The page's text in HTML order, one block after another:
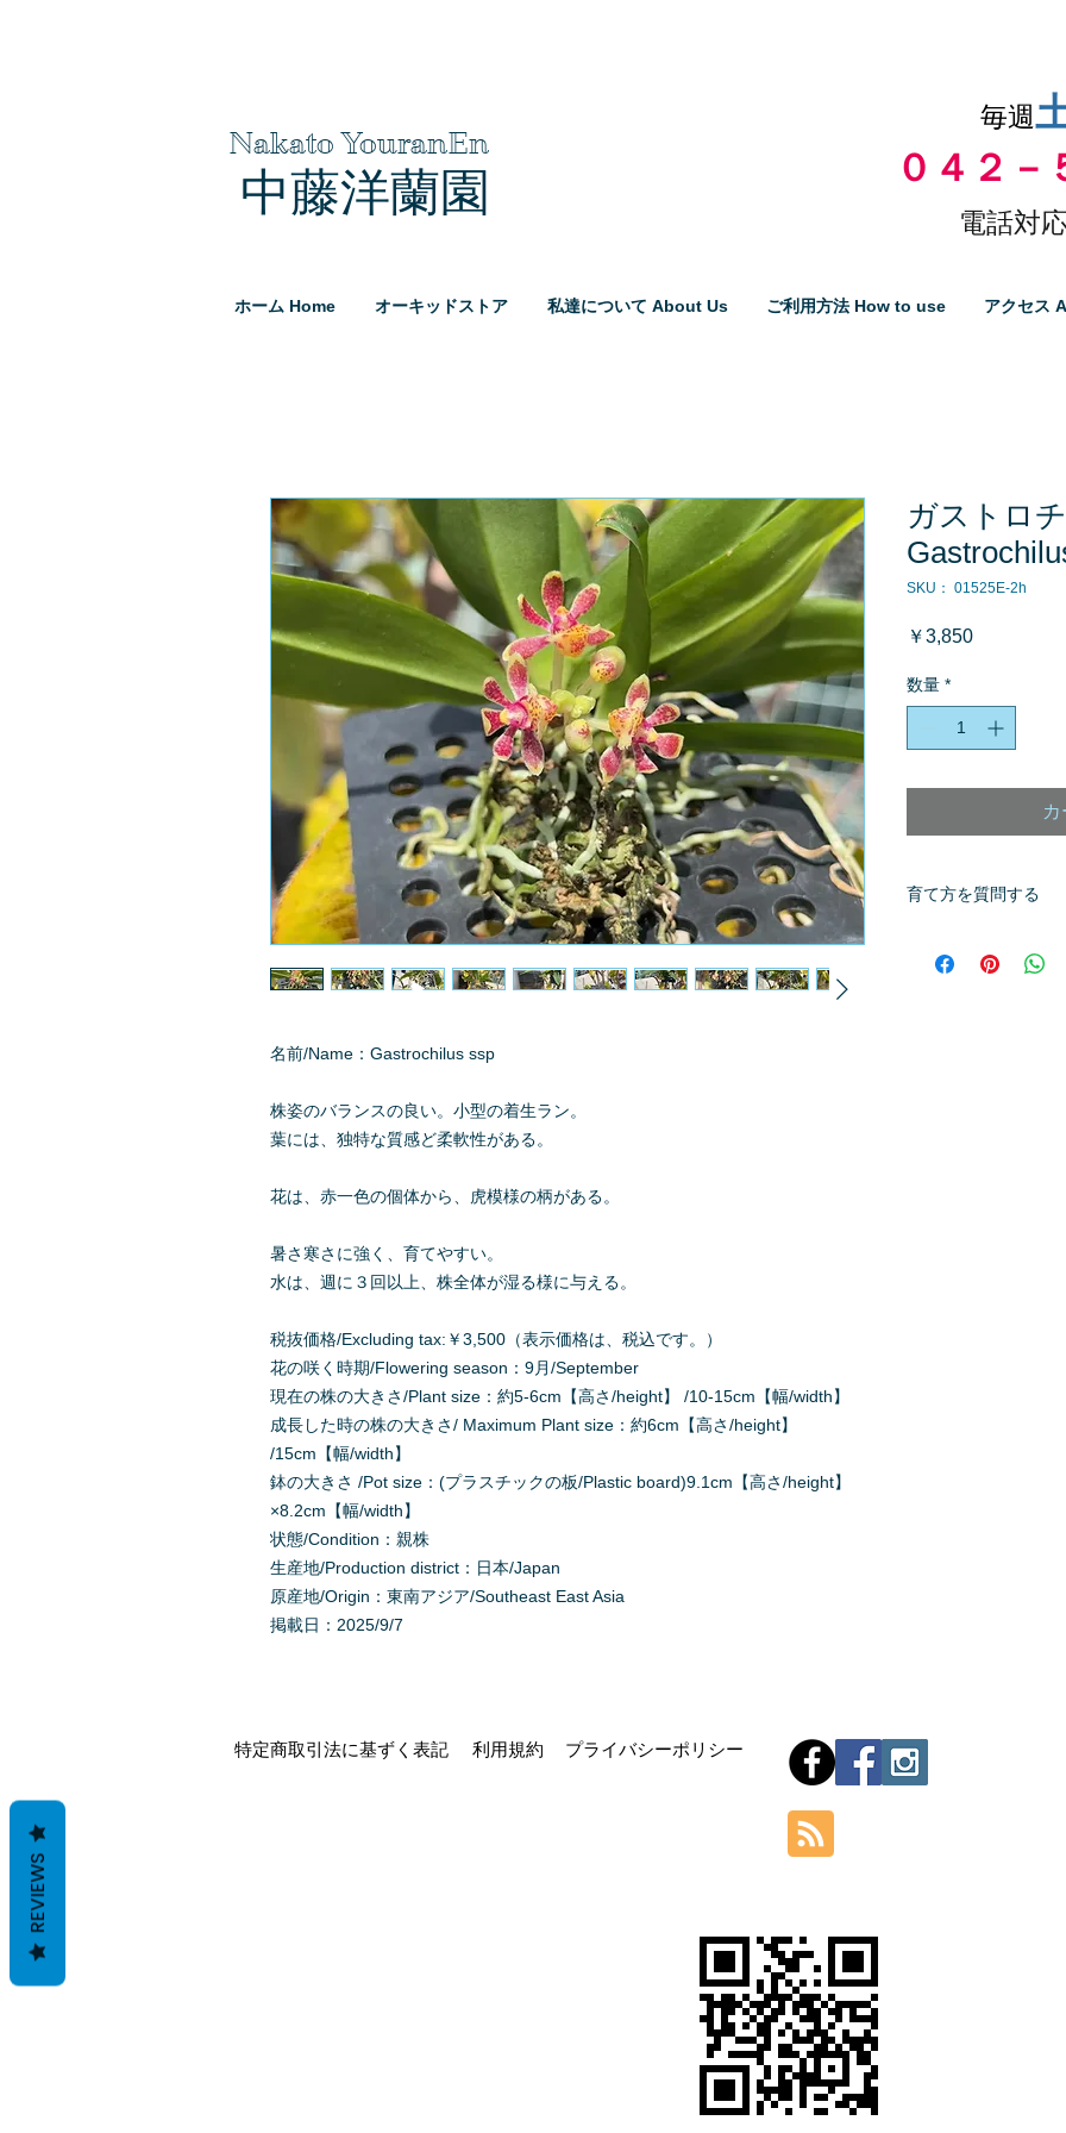
Nakato YouranEn
中藤洋蘭園
毎週
０４２－
電話対
ホーム Home オーキッドストア 私達について About Us ご利用方法 How to use アクセス
名前/Name：Gastrochilus ssp
株姿のバランスの良い。小型の着生ラン。
葉には、独特な質感ど柔軟性がある。
花は、赤一色の個体から、虎模様の柄がある。
暑さ寒さに強く、育てやすい。
水は、週に３回以上、株全体が湿る様に与える。
税抜価格/Excluding tax:￥3,500（表示価格は、税込です。）
花の咲く時期/Flowering season：9月/September
現在の株の大きさ/Plant size：約5-6cm【高さ/height】 /10-15cm【幅/width】
成長した時の株の大きさ/ Maximum Plant size：約6cm【高さ/height】
/15cm【幅/width】
鉢の大きさ /Pot size：(プラスチックの板/Plastic board)9.1cm【高さ/height】
×8.2cm【幅/width】
状態/Condition：親株
生産地/Production district：日本/Japan
原産地/Origin：東南アジア/Southeast East Asia
掲載日：2025/9/7
ガストロ
SKU： 01525E-2h
￥3,850価
数量 *
育て方を質問する
※質問へのお返事は
特定商取引法に基ずく表記 利用規約 プライバシーポリシー
REVIEWS